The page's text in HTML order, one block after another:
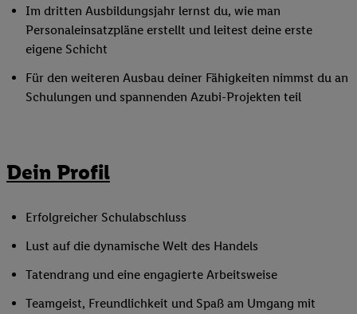
Im dritten Ausbildungsjahr lernst du, wie man
Personaleinsatzpläne erstellt und leitest deine erste
eigene Schicht
Für den weiteren Ausbau deiner Fähigkeiten nimmst du an
Schulungen und spannenden Azubi-Projekten teil
Dein Profil
Erfolgreicher Schulabschluss
Lust auf die dynamische Welt des Handels
Tatendrang und eine engagierte Arbeitsweise
Teamgeist, Freundlichkeit und Spaß am Umgang mit